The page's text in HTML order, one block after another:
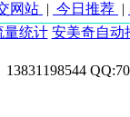
网站 | 今日推荐 |
量统计 安美奇自动